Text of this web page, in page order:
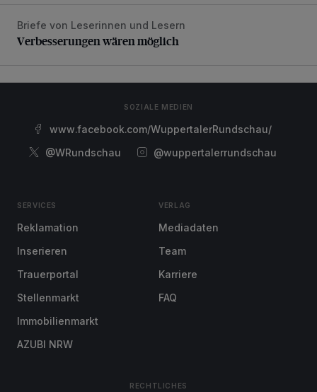
Verbesserungen wären möglich
Briefe von Leserinnen und Lesern
Verbesserungen wären möglich
SOZIALE MEDIEN
www.facebook.com/WuppertalerRundschau/
@WRundschau
@wuppertalerrundschau
SERVICES
Reklamation
Inserieren
Trauerportal
Stellenmarkt
Immobilienmarkt
AZUBI NRW
VERLAG
Mediadaten
Team
Karriere
FAQ
RECHTLICHES